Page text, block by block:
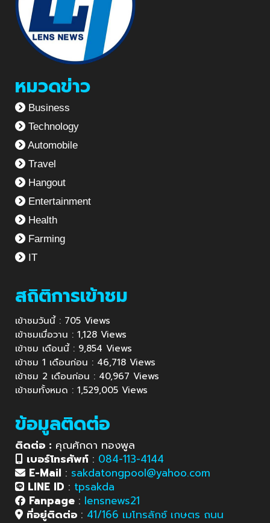
หมวดข่าว
Business
Technology
Automobile
Travel
Hangout
Entertainment
Health
Farming
IT
สถิติการเข้าชม
เข้าชมวันนี้ : 705 Views
เข้าชมเมื่อวาน : 1,128 Views
เข้าชม เดือนนี้ : 9,854 Views
เข้าชม 1 เดือนก่อน : 46,718 Views
เข้าชม 2 เดือนก่อน : 40,967 Views
เข้าชมทั้งหมด : 1,529,005 Views
ข้อมูลติดต่อ
ติดต่อ : คุณศักดา ทองพูล
เบอร์โทรศัพท์ : 084-113-4144
E-Mail : sakdatongpool@yahoo.com
LINE ID : tpsakda
Fanpage : lensnews21
ที่อยู่ติดต่อ : 41/166 เมโทรลักซ์ เกษตร ถนน